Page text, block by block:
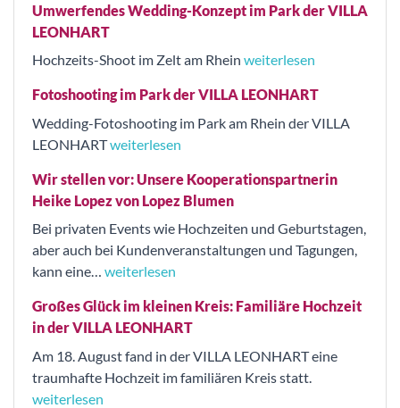
Umwerfendes Wedding-Konzept im Park der VILLA
LEONHART
Hochzeits-Shoot im Zelt am Rhein weiterlesen
Fotoshooting im Park der VILLA LEONHART
Wedding-Fotoshooting im Park am Rhein der VILLA
LEONHARTweiterlesen
Wir stellen vor: Unsere Kooperationspartnerin
Heike Lopez von Lopez Blumen
Bei privaten Events wie Hochzeiten und Geburtstagen,
aber auch bei Kundenveranstaltungen und Tagungen,
kann eine… weiterlesen
Großes Glück im kleinen Kreis: Familiäre Hochzeit
in der VILLA LEONHART
Am 18. August fand in der VILLA LEONHART eine
traumhafte Hochzeit im familiären Kreis statt.
weiterlesen